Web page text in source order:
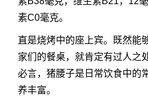
素C0毫克。
直是烧烤中的座上宾。既然能
家们的餐桌，就肯定有过人之
必言，猪腰子是日常饮食中的
养丰富。